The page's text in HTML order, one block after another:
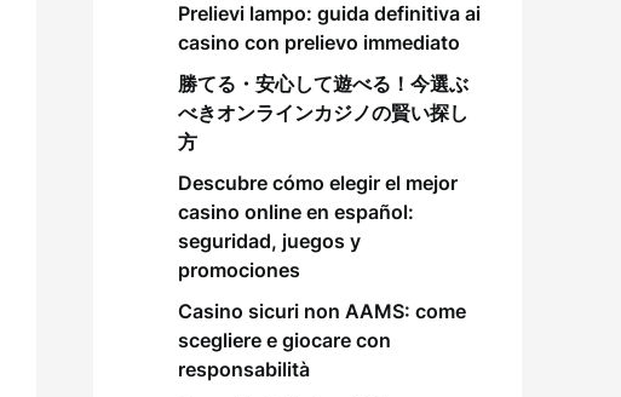
Prelievi lampo: guida definitiva ai
casino con prelievo immediato
勝てる・安心して遊べる！今選ぶ
べきオンラインカジノの賢い探し
方
Descubre cómo elegir el mejor
casino online en español:
seguridad, juegos y
promociones
Casino sicuri non AAMS: come
scegliere e giocare con
responsabilità